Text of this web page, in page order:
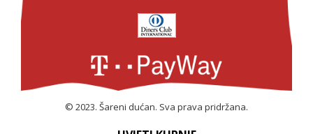
© 2023. Šareni dućan. Sva prava pridržana.